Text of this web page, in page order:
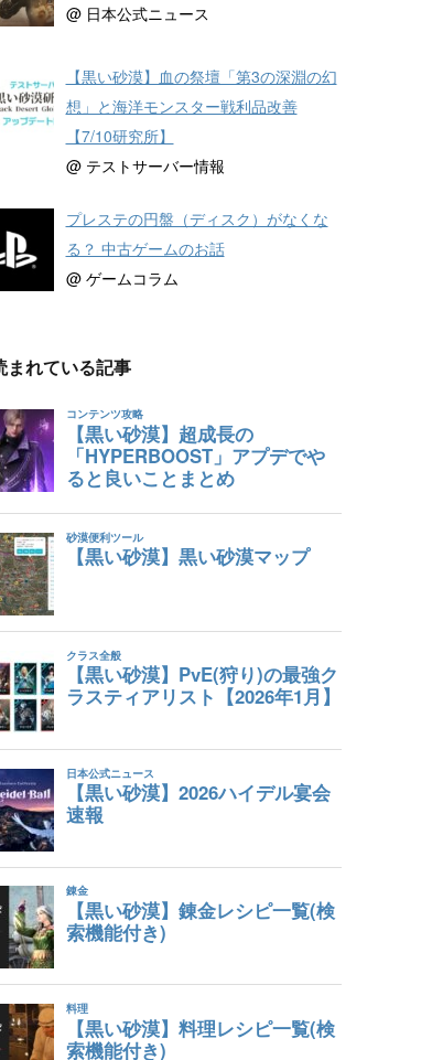
@ 日本公式ニュース
【黒い砂漠】血の祭壇「第3の深淵の幻
想」と海洋モンスター戦利品改善
【7/10研究所】
@ テストサーバー情報
プレステの円盤（ディスク）がなくな
る？ 中古ゲームのお話
@ ゲームコラム
まれている記事